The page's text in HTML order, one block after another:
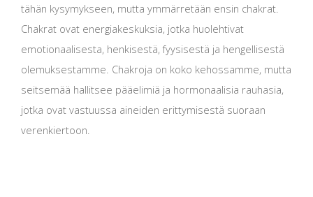
tähän kysymykseen, mutta ymmärretään ensin chakrat.
Chakrat ovat energiakeskuksia, jotka huolehtivat
emotionaalisesta, henkisestä, fyysisestä ja hengellisestä
olemuksestamme. Chakroja on koko kehossamme, mutta
seitsemää hallitsee pääelimiä ja hormonaalisia rauhasia,
jotka ovat vastuussa aineiden erittymisestä suoraan
verenkiertoon.